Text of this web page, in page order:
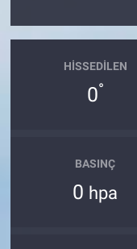
HISSEDILEN
0°
BASINÇ
0 hpa
Yerel Yaşam
Canlı Yayın